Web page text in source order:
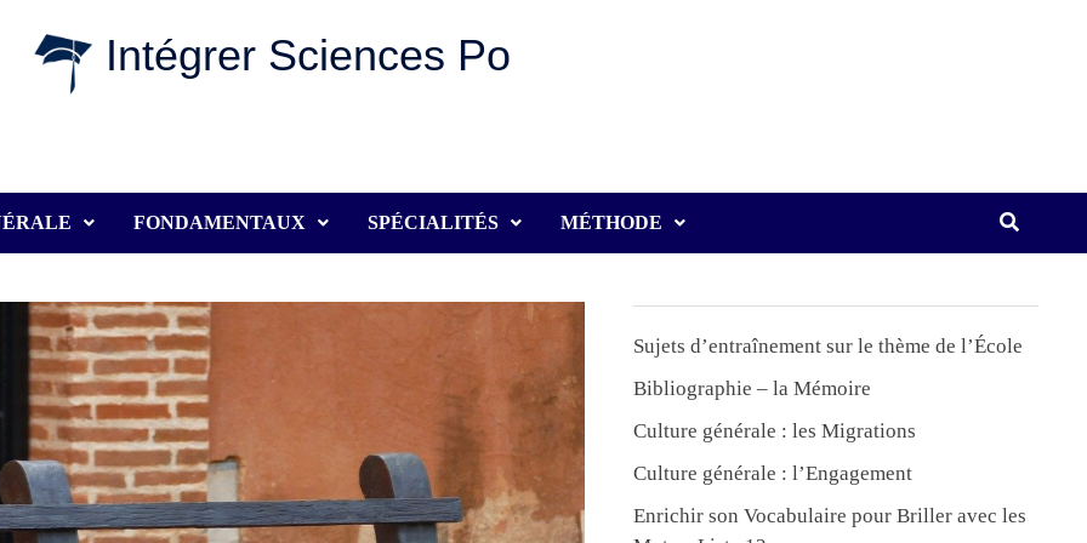
Intégrer Sciences Po
FONDAMENTAUX SPÉCIALITÉS MÉTHODE
Sujets d’entraînement sur le thème de l’École
Bibliographie – la Mémoire
Culture générale : les Migrations
Culture générale : l’Engagement
Enrichir son Vocabulaire pour Briller avec les